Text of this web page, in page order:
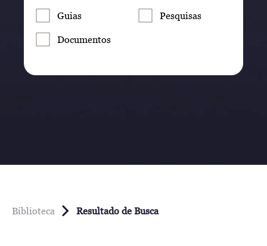
Guias Pesquisas
Documentos
Biblioteca Resultado de Busca